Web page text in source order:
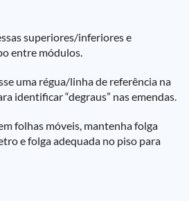
superiores/inferiores e
entre módulos.
uma régua/linha de referência na
identificar “degraus” nas emendas.
folhas móveis, mantenha folga
e folga adequada no piso para